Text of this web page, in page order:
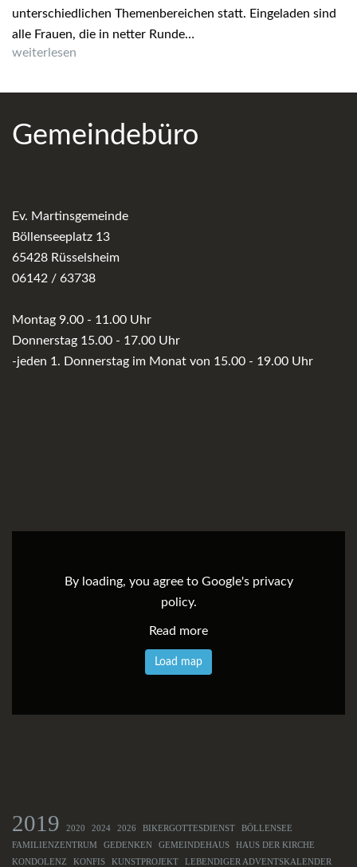
unterschiedlichen Themenbereichen statt. Eingeladen sind
alle Frauen, die in netter Runde…
Frauenfrühstück
weiterlesen
Gemeindebüro
Ev. Martinsgemeinde
Böllenseeplatz 13
65428 Rüsselsheim
06142 / 63738
Montag 9.00 - 11.00 Uhr
Donnerstag 15.00 - 17.00 Uhr
-jeden 1. Donnerstag im Monat von 15.00 - 19.00 Uhr
By loading, you agree to Google's privacy
policy.
Read more
Load map
2019 2020 2024 2026 BIKERGOTTESDIENST
BÖLLENSEE
FAMILIENZENTRUM
GEDENKEN GEMEINDEHAUS
HAUS DER KIRCHE
KONDOLENZ
KONFIS KUNSTPROJEKT LEBENDIGER ADVENTSKALENDER